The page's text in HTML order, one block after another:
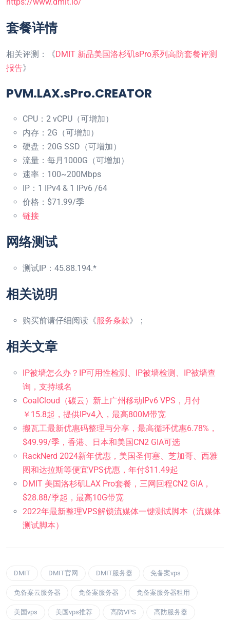
套餐详情
相关评测：《DMIT 新品美国洛杉矶sPro系列高防套餐评测
报告》
PVM.LAX.sPro.CREATOR
CPU：2 vCPU（可增加）
内存：2G（可增加）
硬盘：20G SSD（可增加）
流量：每月1000G（可增加）
速率：100~200Mbps
IP：1 IPv4 & 1 IPv6 /64
价格：$71.99/季
链接
网络测试
测试IP：45.88.194.*
相关说明
购买前请仔细阅读《服务条款》；
相关文章
IP被墙怎么办？IP可用性检测、IP被墙检测、IP被墙查
询，支持域名
CoalCloud（碳云）新上广州移动IPv6 VPS，月付
￥15.8起，提供IPv4入，最高800M带宽
搬瓦工最新优惠码整理与分享，最高循环优惠6.78%，
$49.99/季，香港、日本和美国CN2 GIA可选
RackNerd 2024新年优惠，美国圣何塞、芝加哥、西雅
图和达拉斯等便宜VPS优惠，年付$11.49起
DMIT 美国洛杉矶LAX Pro套餐，三网回程CN2 GIA，
$28.88/季起，最高10G带宽
2022年最新整理VPS解锁流媒体一键测试脚本（流媒体
测试脚本）
DMIT DMIT官网 DMIT服务器 免备案vps
免备案云服务器 免备案服务器 免备案服务器租用
美国vps 美国vps推荐 高防VPS 高防服务器